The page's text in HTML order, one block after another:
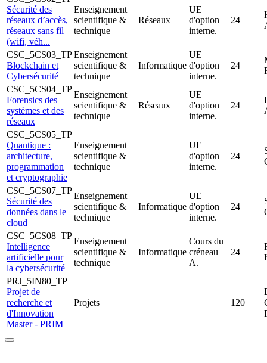
Sécurité des
réseaux d’accès,
réseaux sans fil
(wifi, véh...
Enseignement
scientifique &
technique
Réseaux
UE
d'option
interne.
24
CSC_5CS03_TP
Blockchain et
Cybersécurité
Enseignement
scientifique &
technique
Informatique
UE
d'option
interne.
24
CSC_5CS04_TP
Forensics des
systèmes et des
réseaux
Enseignement
scientifique &
technique
Réseaux
UE
d'option
interne.
24
CSC_5CS05_TP
Quantique :
architecture,
programmation
et cryptographie
Enseignement
scientifique &
technique
UE
d'option
interne.
24
CSC_5CS07_TP
Sécurité des
données dans le
cloud
Enseignement
scientifique &
technique
Informatique
UE
d'option
interne.
24
CSC_5CS08_TP
Intelligence
artificielle pour
la cybersécurité
Enseignement
scientifique &
technique
Informatique
Cours du
créneau
A.
24
PRJ_5IN80_TP
Projet de
recherche et
d'Innovation
Master - PRIM
Projets 120